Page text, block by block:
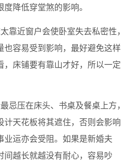
降低穿堂煞的影响。
靠近窗户会使卧室失去私密性，
也容易受到影响，最好避免这样
，床铺要有靠山才好，所以一定
忌压在床头、书桌及餐桌上方，
计天花板将其遮住，否则会影响
业运亦会受阻。如果是新婚夫
间越长就越没有耐心，容易吵